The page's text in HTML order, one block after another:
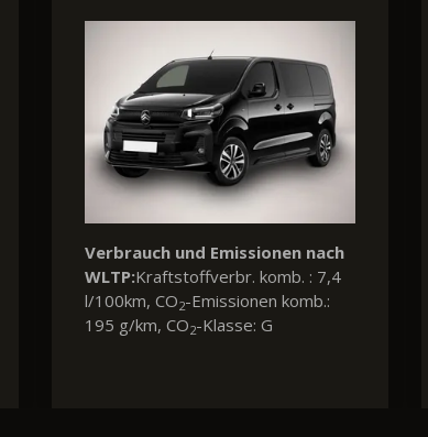
Cross
Verbrauch und Emissionen nach
WLTP:Kraftstoffverbr. komb. : 5,8
l/100km, CO2-Emissionen komb.:
131 g/km, CO2-Klasse: D